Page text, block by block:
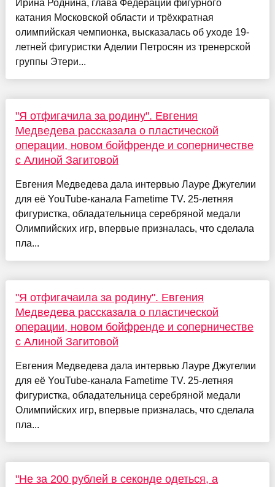
Ирина Роднина, глава Федерации фигурного
катания Московской области и трёхкратная
олимпийская чемпионка, высказалась об уходе 19-
летней фигуристки Аделии Петросян из тренерской
группы Этери...
"Я отфигачила за родину". Евгения
Медведева рассказала о пластической
операции, новом бойфренде и соперничестве
с Алиной Загитовой
Евгения Медведева дала интервью Лауре Джугелии
для её YouTube-канала Fametime TV. 25-летняя
фигуристка, обладательница серебряной медали
Олимпийских игр, впервые призналась, что сделала
пла...
"Я отфигачаила за родину". Евгения
Медведева рассказала о пластической
операции, новом бойфренде и соперничестве
с Алиной Загитовой
Евгения Медведева дала интервью Лауре Джугелии
для её YouTube-канала Fametime TV. 25-летняя
фигуристка, обладательница серебряной медали
Олимпийских игр, впервые призналась, что сделала
пла...
"Не за 200 рублей в секонде одеться, а